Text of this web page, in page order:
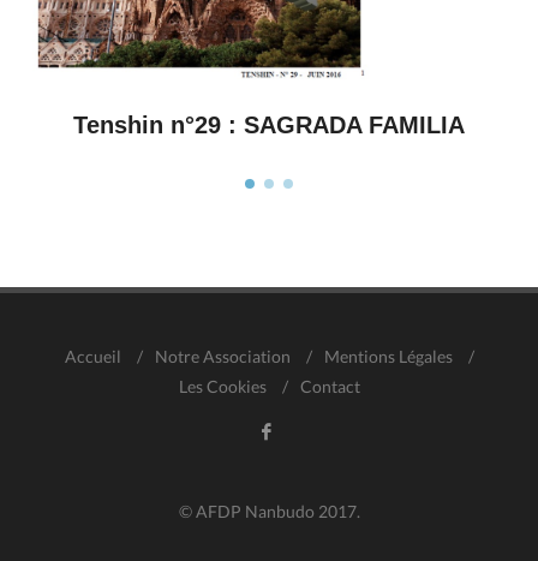
Tenshin n°28 : Résiste
© AFDP Nanbudo 2017.
Accueil / Notre Association / Mentions Légales
/
Les Cookies
/ Contact